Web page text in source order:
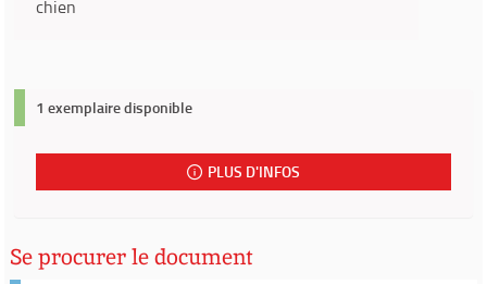
chien
1 exemplaire disponible
PLUS D'INFOS
Se procurer le document